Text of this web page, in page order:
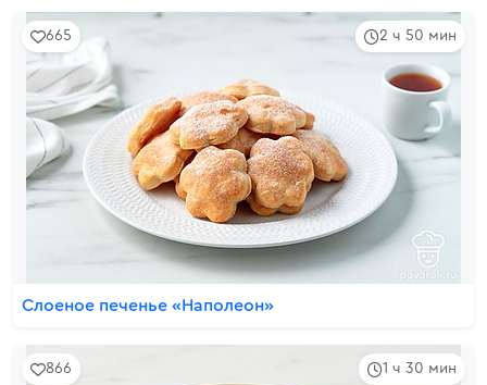
2 ч 50 мин
665
Слоеное печенье «Наполеон»
1 ч 30 мин
866